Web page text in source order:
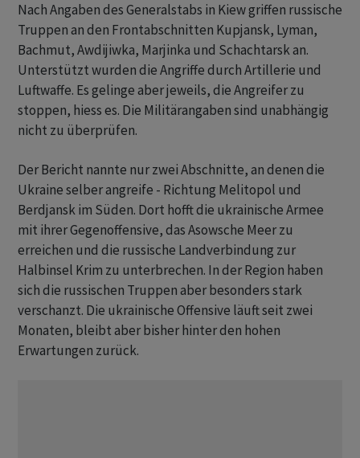
Nach Angaben des Generalstabs in Kiew griffen russische
Truppen an den Frontabschnitten Kupjansk, Lyman,
Bachmut, Awdijiwka, Marjinka und Schachtarsk an.
Unterstützt wurden die Angriffe durch Artillerie und
Luftwaffe. Es gelinge aber jeweils, die Angreifer zu
stoppen, hiess es. Die Militärangaben sind unabhängig
nicht zu überprüfen.
Der Bericht nannte nur zwei Abschnitte, an denen die
Ukraine selber angreife - Richtung Melitopol und
Berdjansk im Süden. Dort hofft die ukrainische Armee
mit ihrer Gegenoffensive, das Asowsche Meer zu
erreichen und die russische Landverbindung zur
Halbinsel Krim zu unterbrechen. In der Region haben
sich die russischen Truppen aber besonders stark
verschanzt. Die ukrainische Offensive läuft seit zwei
Monaten, bleibt aber bisher hinter den hohen
Erwartungen zurück.